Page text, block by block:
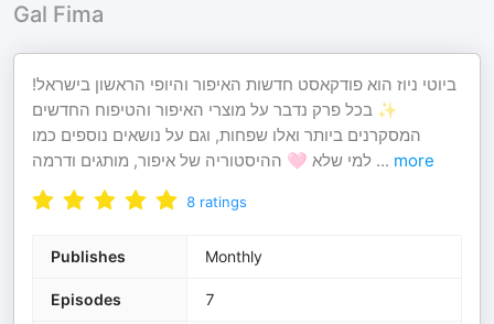
Gal Fima
ביוטי ניוז הוא פודקאסט חדשות האיפור והיופי הראשון בישראל!
✨ בכל פרק נדבר על מוצרי האיפור והטיפוח החדשים
המסקרנים ביותר ואלו שפחות, וגם על נושאים נוספים כמו
... more
8 ratings
Publishes Monthly
Episodes 7